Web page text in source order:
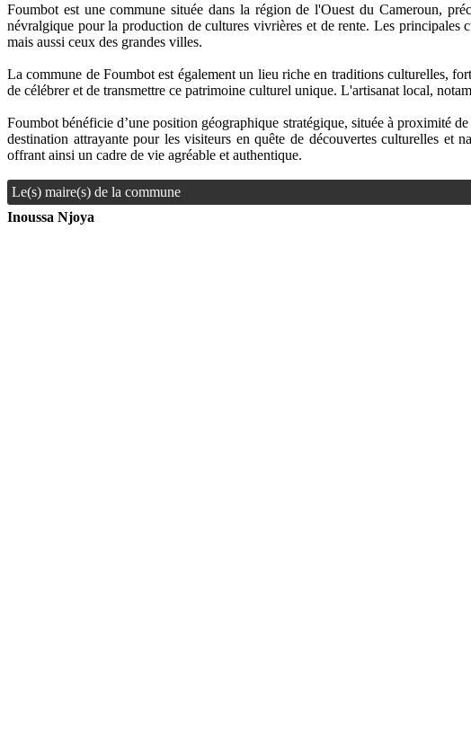
Foumbot est une commune située dans la région de l'Ouest du Cameroun,
névralgique pour la production de cultures vivrières et de rente. Les principales
mais aussi ceux des grandes villes.
La commune de Foumbot est également un lieu riche en traditions culturelles,
de célébrer et de transmettre ce patrimoine culturel unique. L'artisanat local,
Foumbot bénéficie d’une position géographique stratégique, située à proximité
destination attrayante pour les visiteurs en quête de découvertes culturelles et
offrant ainsi un cadre de vie agréable et authentique.
Le(s) maire(s) de la commune
Inoussa Njoya